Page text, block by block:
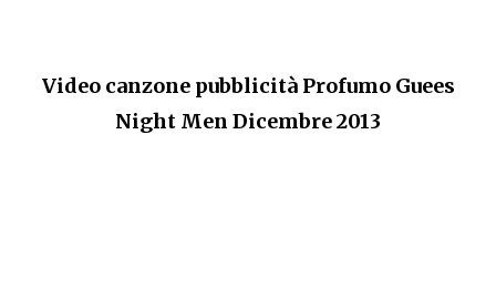
Video canzone pubblicità Profumo Guees
Night Men Dicembre 2013